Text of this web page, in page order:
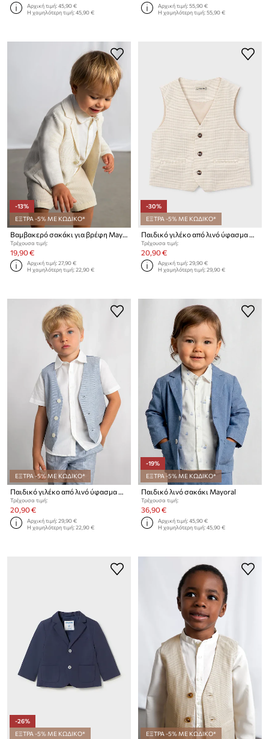
Αρχική τιμή:45,90 €
Η χαμηλότερη τιμή:45,90 €
Αρχική τιμή:55,90 €
Η χαμηλότερη τιμή:55,90 €
-13%
ΕΞΤΡΑ -5% ΜΕ ΚΩΔΙΚΟ*
Τρέχουσα τιμή:
19,90 €
Αρχική τιμή:27,90 €
Η χαμηλότερη τιμή:22,90 €
-30%
ΕΞΤΡΑ -5% ΜΕ ΚΩΔΙΚΟ*
Τρέχουσα τιμή:
20,90 €
Αρχική τιμή:29,90 €
Η χαμηλότερη τιμή:29,90 €
ΕΞΤΡΑ -5% ΜΕ ΚΩΔΙΚΟ*
Παιδικό γιλέκο από λινό ύφασμα Mayoral
Τρέχουσα τιμή:
20,90 €
Αρχική τιμή:29,90 €
Η χαμηλότερη τιμή:22,90 €
-19%
ΕΞΤΡΑ -5% ΜΕ ΚΩΔΙΚΟ*
Παιδικό λινό σακάκι Mayoral
Τρέχουσα τιμή:
36,90 €
Αρχική τιμή:45,90 €
Η χαμηλότερη τιμή:45,90 €
-26%
ΕΞΤΡΑ -5% ΜΕ ΚΩΔΙΚΟ*
ΕΞΤΡΑ -5% ΜΕ ΚΩΔΙΚΟ*